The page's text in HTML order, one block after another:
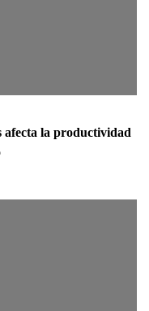
afecta la productividad